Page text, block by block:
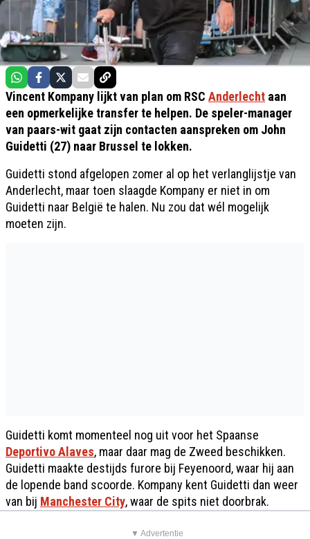
Vincent Kompany lijkt van plan om RSC Anderlecht aan
een opmerkelijke transfer te helpen. De speler-manager
van paars-wit gaat zijn contacten aanspreken om John
Guidetti (27) naar Brussel te lokken.
Guidetti stond afgelopen zomer al op het verlanglijstje van
Anderlecht, maar toen slaagde Kompany er niet in om
Guidetti naar België te halen. Nu zou dat wél mogelijk
moeten zijn.
Guidetti komt momenteel nog uit voor het Spaanse
Deportivo Alaves, maar daar mag de Zweed beschikken.
Guidetti maakte destijds furore bij Feyenoord, waar hij aan
de lopende band scoorde. Kompany kent Guidetti dan weer
van bij Manchester City, waar de spits niet doorbrak.
▼ Advertentie